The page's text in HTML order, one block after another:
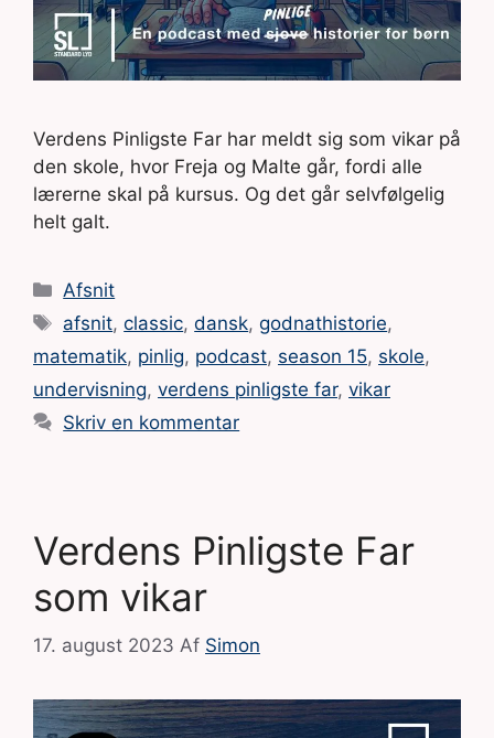
Verdens Pinligste Far har meldt sig som vikar på
den skole, hvor Freja og Malte går, fordi alle
lærerne skal på kursus. Og det går selvfølgelig
helt galt.
Kategorier
Afsnit
Tags
afsnit,classic,dansk,godnathistorie,
matematik, pinlig, podcast, season 15, skole,
undervisning, verdens pinligste far, vikar
Skriv en kommentar
Verdens Pinligste Far
som vikar
17. august 2023 Af Simon